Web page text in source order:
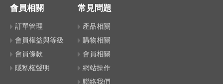
會員相關
訂單管理
會員權益與等級
會員條款
隱私權聲明
常見問題
產品相關
購物相關
會員相關
網站操作
聯絡我們